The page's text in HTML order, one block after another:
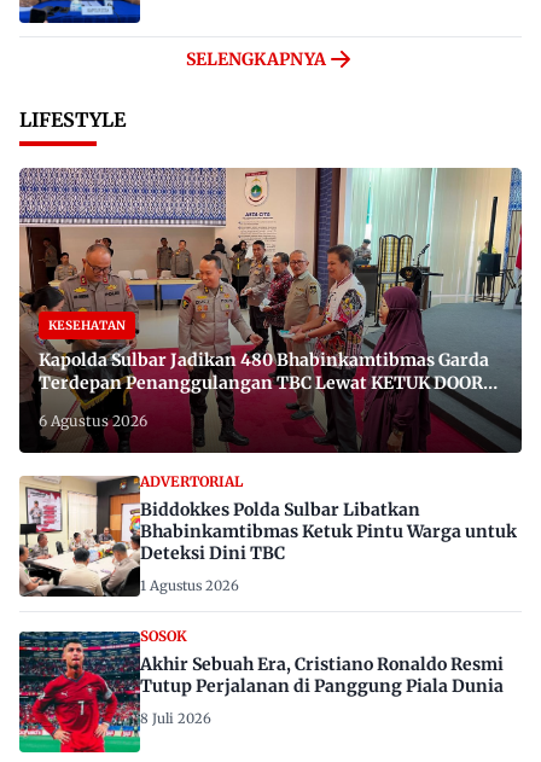
SELENGKAPNYA
LIFESTYLE
KESEHATAN
Kapolda Sulbar Jadikan 480 Bhabinkamtibmas Garda
Terdepan Penanggulangan TBC Lewat KETUK DOORS
di 650 Desa
6 Agustus 2026
ADVERTORIAL
Biddokkes Polda Sulbar Libatkan
Bhabinkamtibmas Ketuk Pintu Warga untuk
Deteksi Dini TBC
1 Agustus 2026
SOSOK
Akhir Sebuah Era, Cristiano Ronaldo Resmi
Tutup Perjalanan di Panggung Piala Dunia
8 Juli 2026